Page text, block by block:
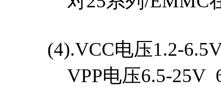
(4).VCC电压1.2-
VPP电压6.5-25V